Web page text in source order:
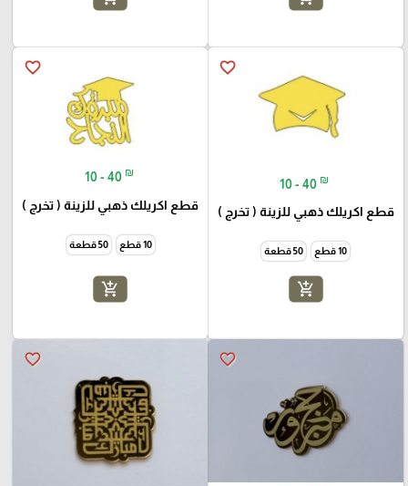
favorite_border
10 - 40 ₪
قطع اكريلك ذهبي للزينة ( تخرج )
10 قطع 50 قطعة
add_shopping_cart
favorite_border
10 - 40 ₪
قطع اكريلك ذهبي للزينة ( تخرج )
10 قطع 50 قطعة
add_shopping_cart
favorite_border
favorite_border